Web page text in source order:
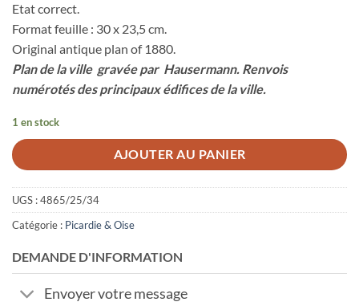
Etat correct.
Format feuille : 30 x 23,5 cm.
Original antique plan of 1880.
Plan de la ville gravée par Hausermann. Renvois
numérotés des principaux édifices de la ville.
1 en stock
AJOUTER AU PANIER
UGS :4865/25/34
Catégorie : Picardie & Oise
DEMANDE D'INFORMATION
Envoyer votre message